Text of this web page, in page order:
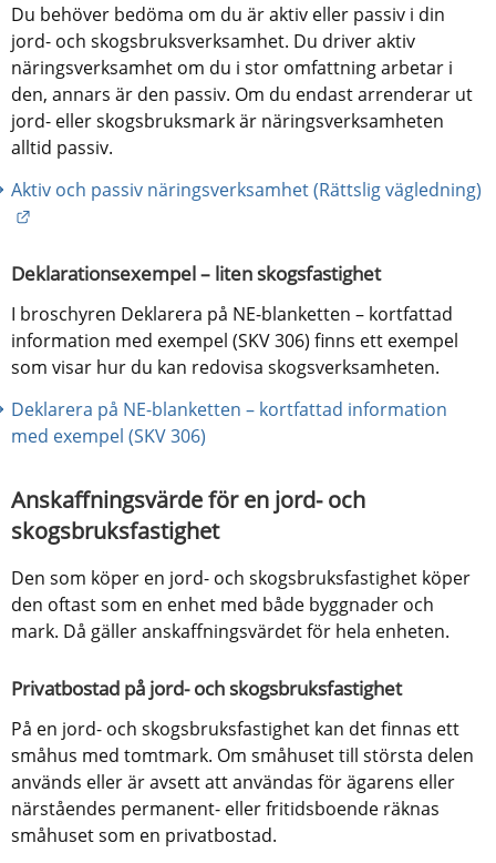
Du behöver bedöma om du är aktiv eller passiv i din
jord- och skogsbruksverksamhet. Du driver aktiv
näringsverksamhet om du i stor omfattning arbetar i
den, annars är den passiv. Om du endast arrenderar ut
jord- eller skogsbruksmark är näringsverksamheten
alltid passiv.
Aktiv och passiv näringsverksamhet (Rättslig vägledning)
Deklarationsexempel – liten skogsfastighet
I broschyren Deklarera på NE-blanketten – kortfattad
information med exempel (SKV 306) finns ett exempel
som visar hur du kan redovisa skogsverksamheten.
Deklarera på NE-blanketten – kortfattad information
med exempel (SKV 306)
Anskaffningsvärde för en jord- och
skogsbruksfastighet
Den som köper en jord- och skogsbruksfastighet köper
den oftast som en enhet med både byggnader och
mark. Då gäller anskaffningsvärdet för hela enheten.
Privatbostad på jord- och skogsbruksfastighet
På en jord- och skogsbruksfastighet kan det finnas ett
småhus med tomtmark. Om småhuset till största delen
används eller är avsett att användas för ägarens eller
närståendes permanent- eller fritidsboende räknas
småhuset som en privatbostad.